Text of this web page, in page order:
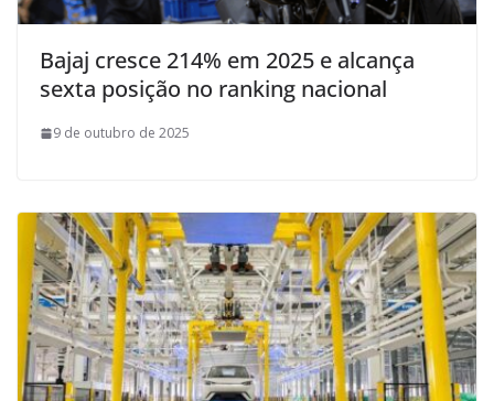
Bajaj cresce 214% em 2025 e alcança
sexta posição no ranking nacional
9 de outubro de 2025